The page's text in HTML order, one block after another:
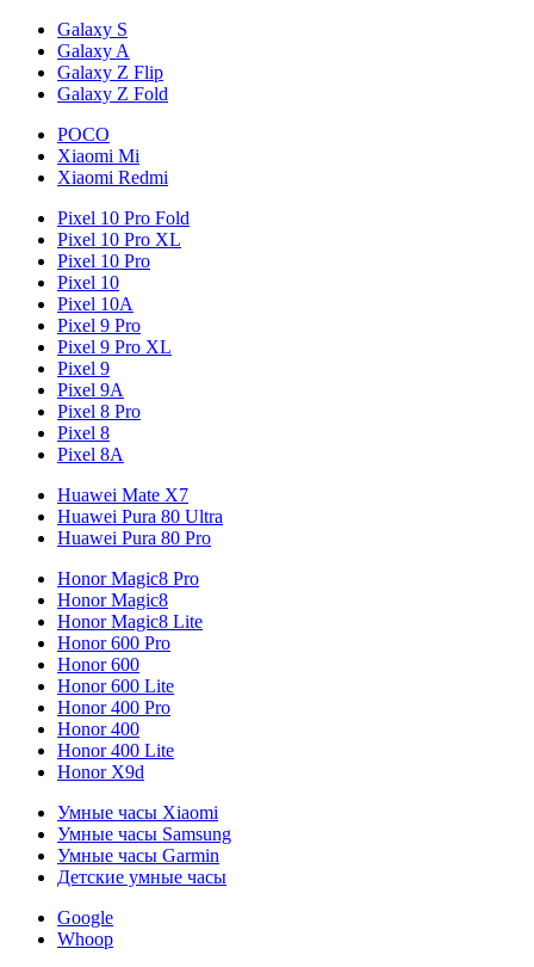
Galaxy S
Galaxy A
Galaxy Z Flip
Galaxy Z Fold
POCO
Xiaomi Mi
Xiaomi Redmi
Pixel 10 Pro Fold
Pixel 10 Pro XL
Pixel 10 Pro
Pixel 10
Pixel 10A
Pixel 9 Pro
Pixel 9 Pro XL
Pixel 9
Pixel 9A
Pixel 8 Pro
Pixel 8
Pixel 8A
Huawei Mate X7
Huawei Pura 80 Ultra
Huawei Pura 80 Pro
Honor Magic8 Pro
Honor Magic8
Honor Magic8 Lite
Honor 600 Pro
Honor 600
Honor 600 Lite
Honor 400 Pro
Honor 400
Honor 400 Lite
Honor X9d
Умные часы Xiaomi
Умные часы Samsung
Умные часы Garmin
Детские умные часы
Google
Whoop